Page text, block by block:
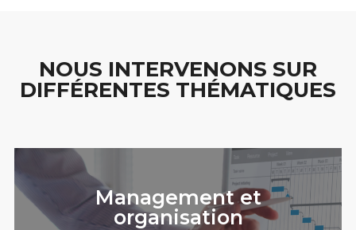
NOUS INTERVENONS SUR
DIFFÉRENTES THÉMATIQUES
Management et
organisation